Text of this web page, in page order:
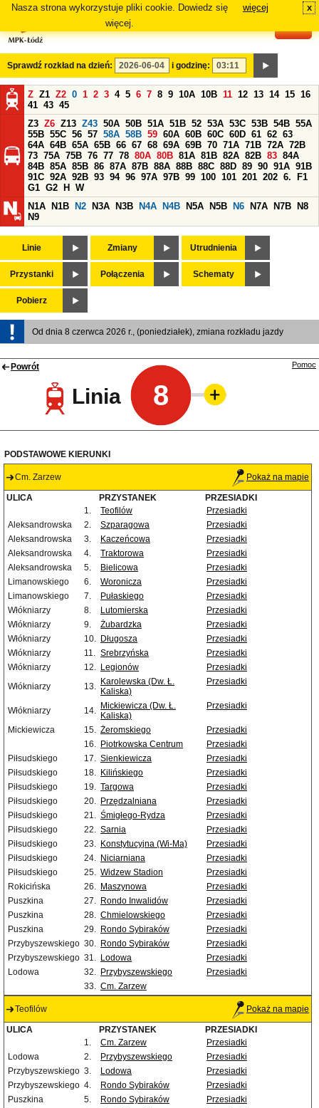
Nasza strona wykorzystuje pliki cookie. Dowiedz się
więcej.
więcej x
Sprawdź rozkład na dzień: i godzinę:
Z Z1 Z2 0 1 2 3 4 5 6 7 8 9 10A 10B 11 12 13 14 15 16
41 43 45
Z3 Z6 Z13 Z43 50A 50B 51A 51B 52 53A 53C 53B 54B 55A
55B 55C 56 57 58A 58B 59 60A 60B 60C 60D 61 62 63
64A 64B 65A 65B 66 67 68 69A 69B 70 71A 71B 72A 72B
73 75A 75B 76 77 78 80A 80B 81A 81B 82A 82B 83 84A
84B 85A 85B 86 87A 87B 88A 88B 88C 88D 89 90 91A 91B
91C 92A 92B 93 94 96 97A 97B 99 100 101 201 202 6.
F1
G1 G2 H
W
N1A
N1B N2 N3A N3B N4A N4B N5A N5B N6 N7A N7B
N8
N9
Linie Zmiany Utrudnienia
Przystanki Połączenia Schematy
Pobierz
Od dnia 8 czerwca 2026 r., (poniedziałek), zmiana rozkładu jazdy
Powrót
Linia 8
Pomoc
PODSTAWOWE KIERUNKI
Cm. Zarzew Pokaż na mapie
ULICA PRZYSTANEK
PRZESIADKI
1.
Teofilów
Przesiadki
Aleksandrowska
2. Szparagowa
Przesiadki
Aleksandrowska
3. Kaczeńcowa
Przesiadki
Aleksandrowska
4. Traktorowa
Przesiadki
Aleksandrowska
5. Bielicowa
Przesiadki
Limanowskiego
6. Woronicza
Przesiadki
Limanowskiego
7. Pułaskiego
Przesiadki
Włókniarzy
8. Lutomierska
Przesiadki
Włókniarzy
9. Żubardzka
Przesiadki
Włókniarzy
10. Długosza
Przesiadki
Włókniarzy
11. Srebrzyńska
Przesiadki
Włókniarzy
12. Legionów
Przesiadki
Włókniarzy
13. Karolewska (Dw. Ł.
Kaliska)
Przesiadki
Włókniarzy 14. Mickiewicza (Dw. Ł.
Kaliska)
Przesiadki
Mickiewicza 15. Żeromskiego
Przesiadki
16. Piotrkowska Centrum
Przesiadki
Piłsudskiego
17. Sienkiewicza
Przesiadki
Piłsudskiego
18. Kilińskiego
Przesiadki
Piłsudskiego
19. Targowa
Przesiadki
Piłsudskiego
20. Przędzalniana
Przesiadki
Piłsudskiego
21. Śmigłego-Rydza
Przesiadki
Piłsudskiego
22. Sarnia
Przesiadki
Piłsudskiego
23. Konstytucyjna (Wi-Ma)
Przesiadki
Piłsudskiego
24. Niciarniana
Przesiadki
Piłsudskiego
25. Widzew Stadion
Przesiadki
Rokicińska
26. Maszynowa
Przesiadki
Puszkina
27. Rondo Inwalidów
Przesiadki
Puszkina
28. Chmielowskiego
Przesiadki
Puszkina
29. Rondo Sybiraków
Przesiadki
Przybyszewskiego 30. Rondo Sybiraków
Przesiadki
Przybyszewskiego 31. Lodowa
Przesiadki
Lodowa
32. Przybyszewskiego
Przesiadki
33. Cm. Zarzew
Teofilów Pokaż na mapie
ULICA PRZYSTANEK
PRZESIADKI
1.
Cm. Zarzew
Przesiadki
Lodowa
2. Przybyszewskiego
Przesiadki
Przybyszewskiego 3. Lodowa
Przesiadki
Przybyszewskiego 4. Rondo Sybiraków
Przesiadki
Puszkina
5. Rondo Sybiraków
Przesiadki